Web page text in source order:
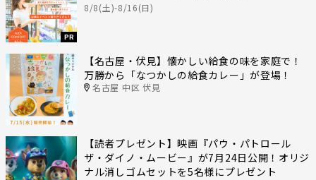
PR
8/8(土)-8/16(日)
【名古屋・伏見】懐かしい給食の味を家庭で！
万勝から「なつかしの給食カレー」が登場！
名古屋 中区 伏見
【読者プレゼント】映画『パウ・パトロール
ザ・ダイノ・ムービー』が7月24日公開！オリジ
ナル消しゴムセットを5名様にプレゼント